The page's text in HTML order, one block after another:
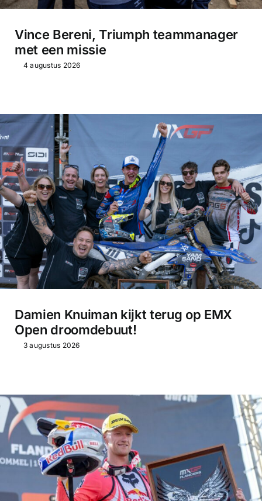
Vince Bereni, Triumph teammanager
met een missie
4 augustus 2026
Damien Knuiman kijkt terug op EMX
Open droomdebuut!
3 augustus 2026